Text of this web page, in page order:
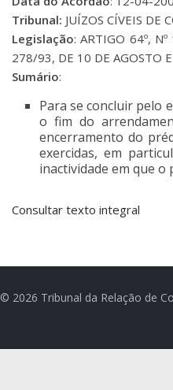
Tribunal: JUÍZOS CÍVEIS DE
Legislação: ARTIGO 64º,
278/93, DE 10 DE AGOSTO
Sumário:
Para se concluir pelo
o fim do
encerramento do
exercidas, em
inactividade em que o
Consultar texto integral
© 2026 Tribunal da Relação de